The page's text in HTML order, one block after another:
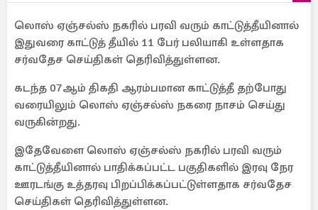
லொஸ் ஏஞ்சல்ஸ் நகரில் பரவி வரும் காட்டுத்தீயினால்
இதுவரை காட்டுத் தீயில் 11 பேர் பலியாகி உள்ளதாக
சர்வதேச செய்திகள் தெரிவித்துள்ளன.
கடந்த 07ஆம் திகதி ஆரம்பமான காட்டுத்தீ தற்போது
வரையிலும் லொஸ் ஏஞ்சல்ஸ் நகரை நாசம் செய்து
வருகின்றது.
இதேவேளை லொஸ் ஏஞ்சல்ஸ் நகரில் பரவி வரும்
காட்டுத்தீயினால் பாதிக்கப்பட்ட பகுதிகளில் இரவு நேர
ஊரடங்கு உத்தரவு பிறப்பிக்கப்பட்டுள்ளதாக சர்வதேச
செய்திகள் தெரிவித்துள்ளன.